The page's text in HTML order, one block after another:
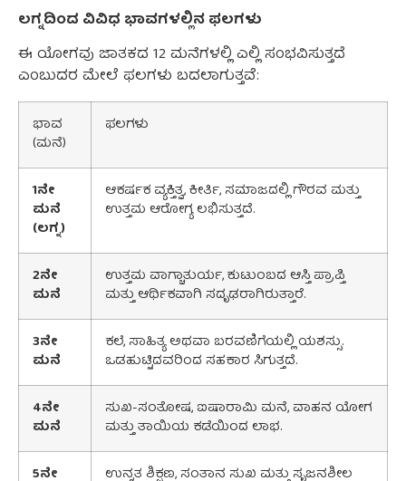
ಲಗ್ನದಿಂದ ವಿವಿಧ ಭಾವಗಳಲ್ಲಿನ ಫಲಗಳು
ಈ ಯೋಗವು ಜಾತಕದ 12 ಮನೆಗಳಲ್ಲಿ ಎಲ್ಲಿ ಸಂಭವಿಸುತ್ತದೆ
ಎಂಬುದರ ಮೇಲೆ ಫಲಗಳು ಬದಲಾಗುತ್ತವೆ:
ಭಾವ
(ಮನೆ)
ಫಲಗಳು
1ನೇ
ಮನೆ
(ಲಗ್ನ)
ಆಕರ್ಷಕ ವ್ಯಕ್ತಿತ್ವ, ಕೀರ್ತಿ, ಸಮಾಜದಲ್ಲಿ ಗೌರವ ಮತ್ತು
ಉತ್ತಮ ಆರೋಗ್ಯ ಲಭಿಸುತ್ತದೆ.
2ನೇ
ಮನೆ
ಉತ್ತಮ ವಾಗ್ಚಾತುರ್ಯ, ಕುಟುಂಬದ ಆಸ್ತಿ ಪ್ರಾಪ್ತಿ
ಮತ್ತು ಆರ್ಥಿಕವಾಗಿ ಸದೃಢರಾಗಿರುತ್ತಾರೆ.
3ನೇ
ಮನೆ
ಕಲೆ, ಸಾಹಿತ್ಯ ಅಥವಾ ಬರವಣಿಗೆಯಲ್ಲಿ ಯಶಸ್ಸು.
ಒಡಹುಟ್ಟಿದವರಿಂದ ಸಹಕಾರ ಸಿಗುತ್ತದೆ.
4ನೇ
ಮನೆ
ಸುಖ-ಸಂತೋಷ, ಐಷಾರಾಮಿ ಮನೆ, ವಾಹನ ಯೋಗ
ಮತ್ತು ತಾಯಿಯ ಕಡೆಯಿಂದ ಲಾಭ.
5ನೇ
ಉನ್ನತ ಶಿಕ್ಷಣ, ಸಂತಾನ ಸುಖ ಮತ್ತು ಸೃಜನಶೀಲ